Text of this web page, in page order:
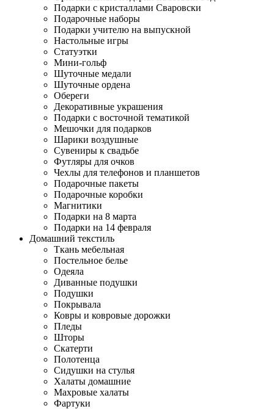
Подарки с кристаллами Сваровски
Подарочные наборы
Подарки учителю на выпускной
Настольные игры
Статуэтки
Мини-гольф
Шуточные медали
Шуточные ордена
Обереги
Декоративные украшения
Подарки с восточной тематикой
Мешочки для подарков
Шарики воздушные
Сувениры к свадьбе
Футляры для очков
Чехлы для телефонов и планшетов
Подарочные пакеты
Подарочные коробки
Магнитики
Подарки на 8 марта
Подарки на 14 февраля
Домашний текстиль
Ткань мебельная
Постельное белье
Одеяла
Диванные подушки
Подушки
Покрывала
Ковры и ковровые дорожки
Пледы
Шторы
Скатерти
Полотенца
Сидушки на стулья
Халаты домашние
Махровые халаты
Фартуки